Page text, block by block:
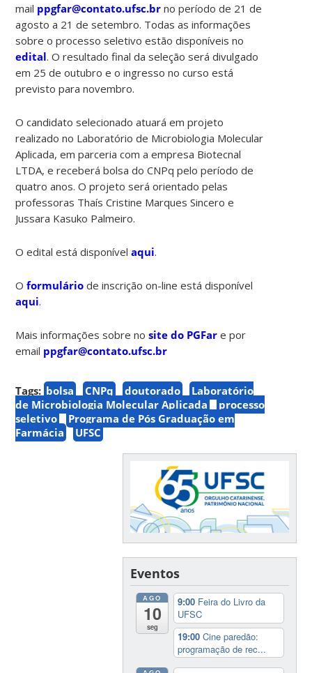
mail ppgfar@contato.ufsc.br no período de 21 de
agosto a 21 de setembro. Todas as informações
sobre o processo seletivo estão disponíveis no
edital. O resultado final da seleção será divulgado
em 25 de outubro e o ingresso no curso está
previsto para novembro.
O candidato selecionado atuará em projeto
realizado no Laboratório de Microbiologia Molecular
Aplicada, em parceria com a empresa Biotecnal
LTDA, e receberá bolsa do CNPq pelo período de
quatro anos. O projeto será orientado pelas
professoras Thaís Cristine Marques Sincero e
Jussara Kasuko Palmeiro.
O edital está disponívelaqui.
Oformulário de inscrição on-line está disponível
aqui.
Mais informações sobre nosite do PGFar e por
email ppgfar@contato.ufsc.br
Tags: bolsa CNPq doutorado
Laboratório
de Microbiologia Molecular Aplicada
processo
seletivo
Programa de Pós Graduação em
Farmácia
UFSC
Eventos
AGO
10
seg
9:00 Feira do Livro da
UFSC
19:00Cine paredão:
programação de rec...